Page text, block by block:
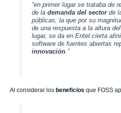
“en primer lugar se trataba de
de la demanda del sectorde
públicas, la que por su
de una respuesta a la altura
lugar, se da en Entel cierta
software de fuentes abiertas
innovación.”
Al considerar los beneficios que FOSS